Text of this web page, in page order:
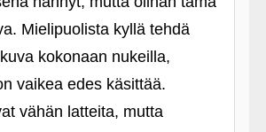
Mielipuolista kyllä tehdä
kokonaan nukeilla,
vaikea edes käsittää.
vähän latteita, mutta